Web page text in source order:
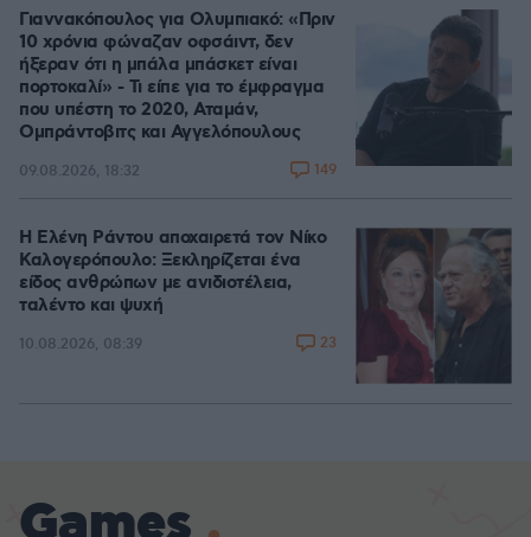
Γιαννακόπουλος για Ολυμπιακό: «Πριν
10 χρόνια φώναζαν οφσάιντ, δεν
ήξεραν ότι η μπάλα μπάσκετ είναι
πορτοκαλί» - Τι είπε για το έμφραγμα
που υπέστη το 2020, Αταμάν,
Ομπράντοβιτς και Αγγελόπουλους
09.08.2026, 18:32 149
Η Ελένη Ράντου αποχαιρετά τον Νίκο
Καλογερόπουλο: Ξεκληρίζεται ένα
είδος ανθρώπων με ανιδιοτέλεια,
ταλέντο και ψυχή
10.08.2026, 08:39 23